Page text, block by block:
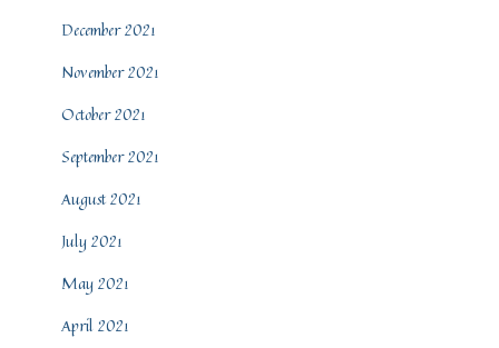
December 2021
November 2021
October 2021
September 2021
August 2021
July 2021
May 2021
April 2021